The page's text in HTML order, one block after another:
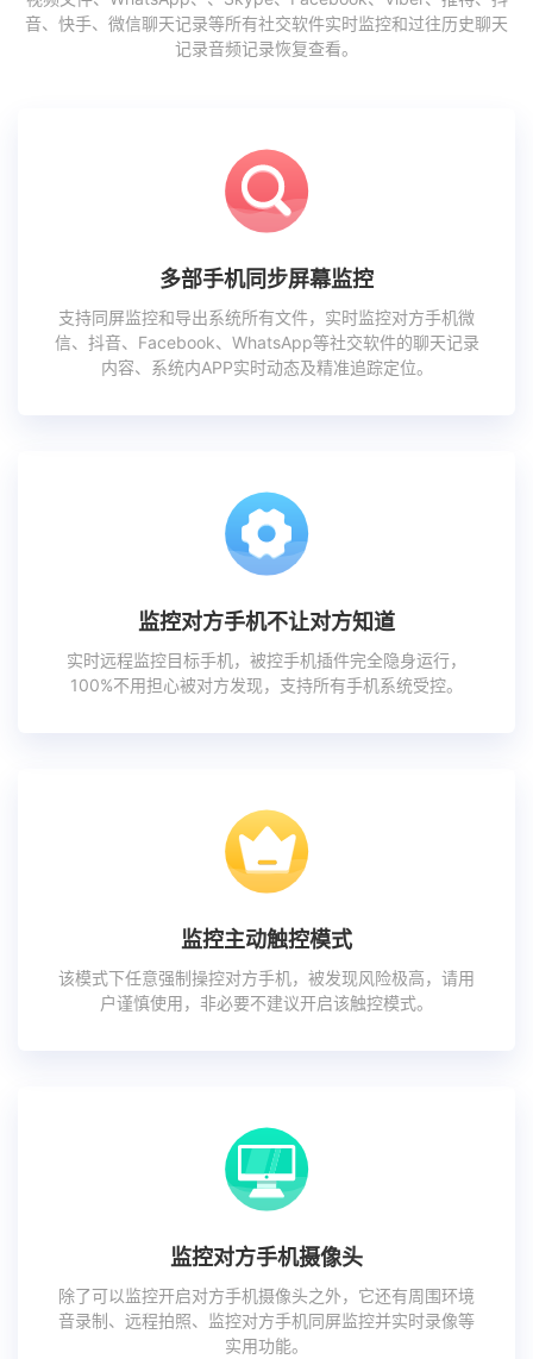
音、快手、微信聊天记录等所有社交软件实时监控和过往历史聊天
记录音频记录恢复查看。
多部手机同步屏幕监控
支持同屏监控和导出系统所有文件，实时监控对方手机微
信、抖音、Facebook、WhatsApp等社交软件的聊天记录
内容、系统内APP实时动态及精准追踪定位。
监控对方手机不让对方知道
实时远程监控目标手机，被控手机插件完全隐身运行，
100%不用担心被对方发现，支持所有手机系统受控。
监控主动触控模式
该模式下任意强制操控对方手机，被发现风险极高，请用
户谨慎使用，非必要不建议开启该触控模式。
监控对方手机摄像头
除了可以监控开启对方手机摄像头之外，它还有周围环境
音录制、远程拍照、监控对方手机同屏监控并实时录像等
实用功能。